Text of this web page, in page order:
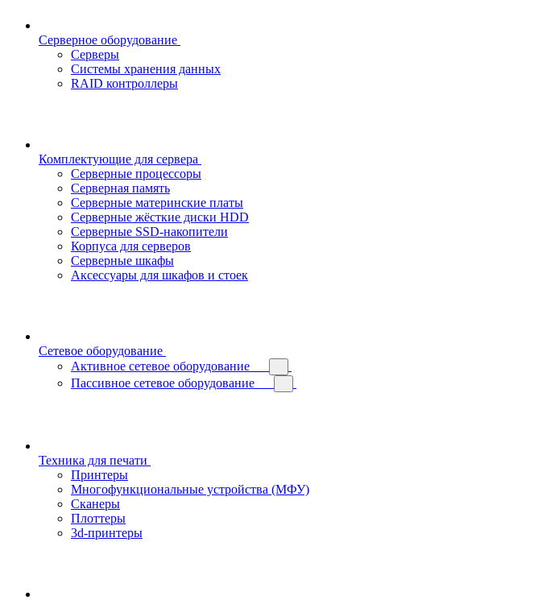
Серверное оборудование
Серверы
Системы хранения данных
RAID контроллеры
Комплектующие для сервера
Серверные процессоры
Серверная память
Серверные материнские платы
Серверные жёсткие диски HDD
Серверные SSD-накопители
Корпуса для серверов
Серверные шкафы
Аксессуары для шкафов и стоек
Сетевое оборудование
Активное сетевое оборудование
Пассивное сетевое оборудование
Техника для печати
Принтеры
Многофункциональные устройства (МФУ)
Сканеры
Плоттеры
3d-принтеры